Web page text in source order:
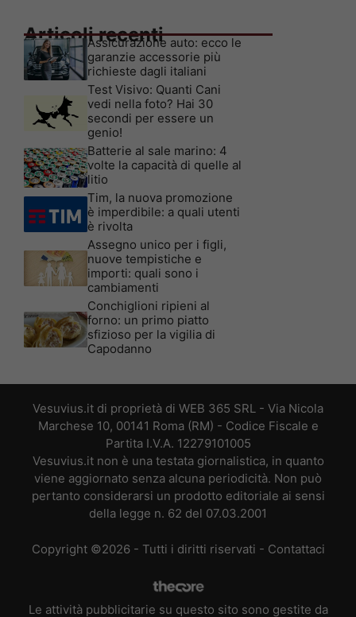
Articoli recenti
Assicurazione auto: ecco le
garanzie accessorie più
richieste dagli italiani
Test Visivo: Quanti Cani
vedi nella foto? Hai 30
secondi per essere un
genio!
Batterie al sale marino: 4
volte la capacità di quelle al
litio
Tim, la nuova promozione
è imperdibile: a quali utenti
è rivolta
Assegno unico per i figli,
nuove tempistiche e
importi: quali sono i
cambiamenti
Conchiglioni ripieni al
forno: un primo piatto
sfizioso per la vigilia di
Capodanno
Vesuvius.it di proprietà di WEB 365 SRL - Via Nicola
Marchese 10, 00141 Roma (RM) - Codice Fiscale e
Partita I.V.A. 12279101005
Vesuvius.it non è una testata giornalistica, in quanto
viene aggiornato senza alcuna periodicità. Non può
pertanto considerarsi un prodotto editoriale ai sensi
della legge n. 62 del 07.03.2001
Copyright ©2026 - Tutti i diritti riservati - Contattaci
Le attività pubblicitarie su questo sito sono gestite da